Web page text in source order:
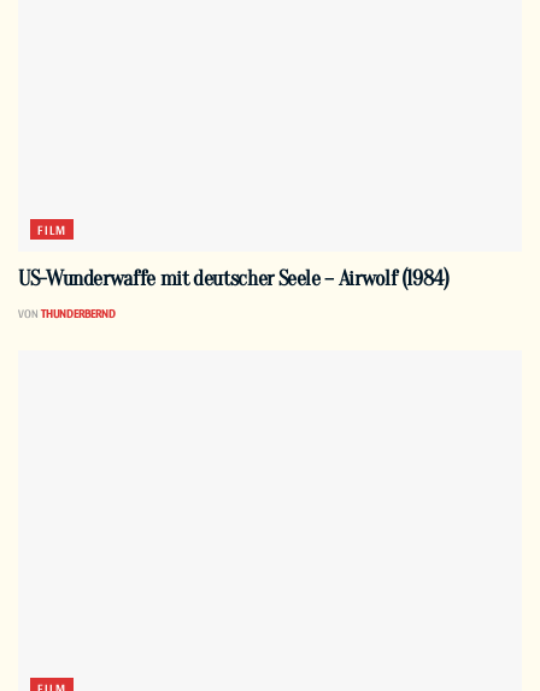
FILM
US-Wunderwaffe mit deutscher Seele – Airwolf (1984)
VON THUNDERBERND